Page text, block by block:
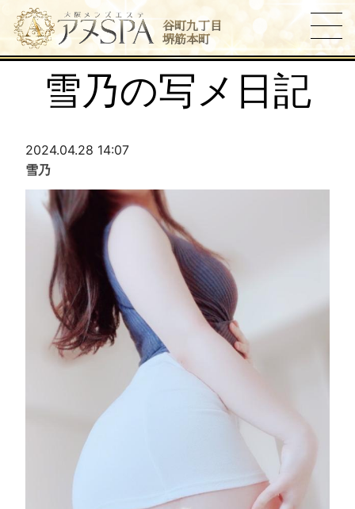
谷町九丁目
堺筋本町
雪乃の写メ日記
2024.04.28 14:07
雪乃